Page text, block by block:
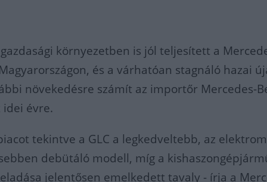
környezetben is jól teljesített a
és a várhatóan stagnáló hazai
növekedésre számít az importőr Mercedes-
idei évre.
tekintve a GLC a legkedveltebb, az
debütáló modell, míg a
jelentősen emelkedett tavaly - írja a